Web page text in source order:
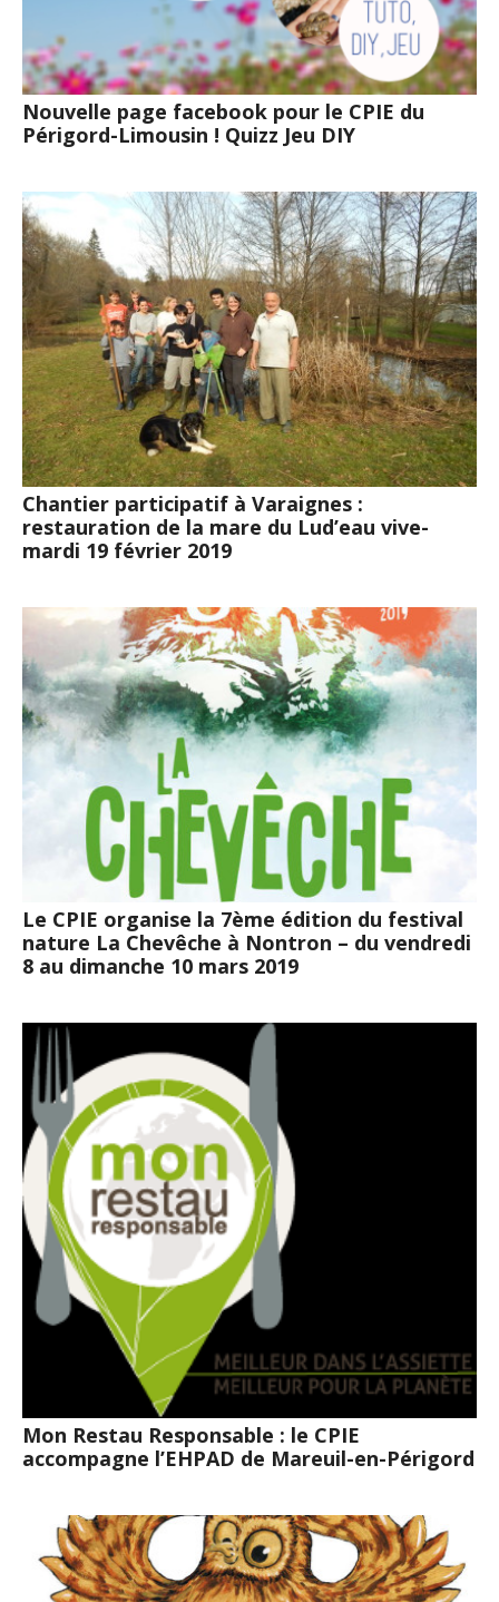
Nouvelle page facebook pour le CPIE du
Périgord-Limousin ! Quizz Jeu DIY
Chantier participatif à Varaignes :
restauration de la mare du Lud’eau vive-
mardi 19 février 2019
Le CPIE organise la 7ème édition du festival
nature La Chevêche à Nontron – du vendredi
8 au dimanche 10 mars 2019
Mon Restau Responsable : le CPIE
accompagne l’EHPAD de Mareuil-en-Périgord